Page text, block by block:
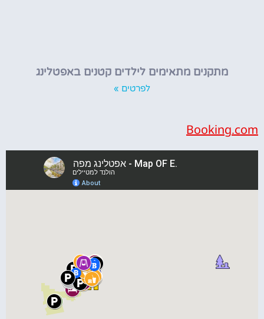
מתקנים מתאימים לילדים קטנים באפטלינג
לפרטים »
Booking.com